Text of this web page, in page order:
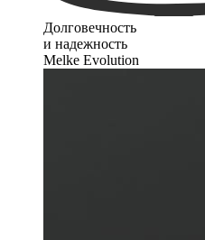
Долговечность
и надежность
Melke Evolution